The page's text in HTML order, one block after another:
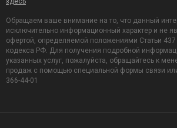
Обращаем ваше внимание на то, что данный
исключительно информационный характер и не
офертой, определяемой положениями Статьи 437
кодекса РФ. Для получения подробной
указанных услуг, пожалуйста, обращайтесь к
продаж с помощью специальной формы связи
366-44-01